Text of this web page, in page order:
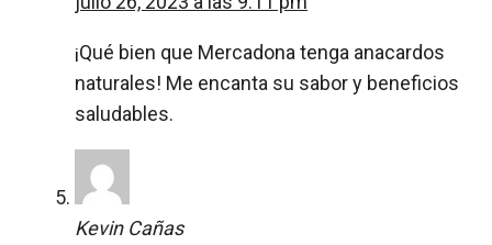
¡Qué bien que Mercadona tenga anacardos
naturales! Me encanta su sabor y beneficios
saludables.
Kevin Cañas